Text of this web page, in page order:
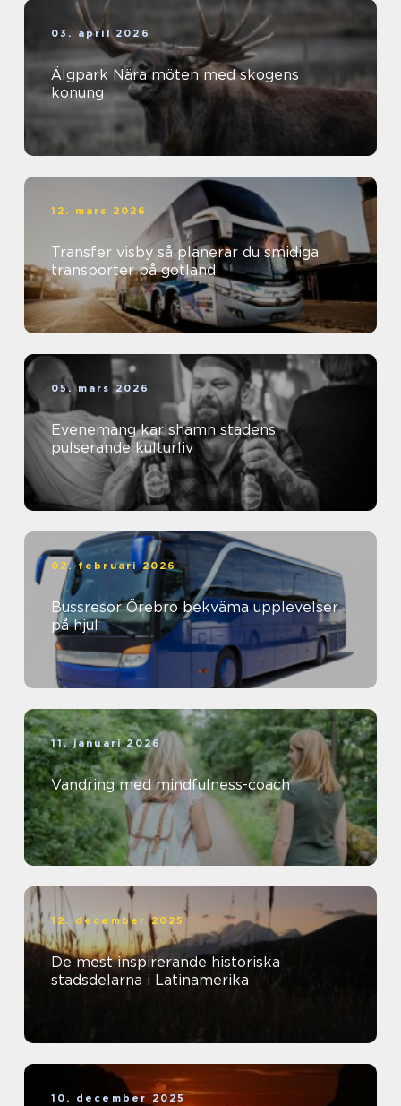
03. april 2026
Älgpark Nära möten med skogens
konung
12. mars 2026
Transfer visby så planerar du smidiga
transporter på gotland
05. mars 2026
Evenemang karlshamn stadens
pulserande kulturliv
02. februari 2026
Bussresor Örebro bekväma upplevelser
på hjul
11. januari 2026
Vandring med mindfulness-coach
12. december 2025
De mest inspirerande historiska
stadsdelarna i Latinamerika
10. december 2025